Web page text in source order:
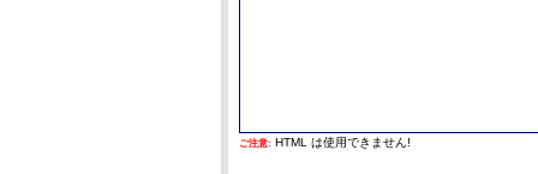
ご注意: HTML は使用できません!